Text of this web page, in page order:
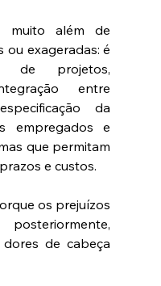
muito além de
ou exageradas: é
de projetos,
entre
da
empregados e
que permitam
e custos.
os prejuízos
de cabeça